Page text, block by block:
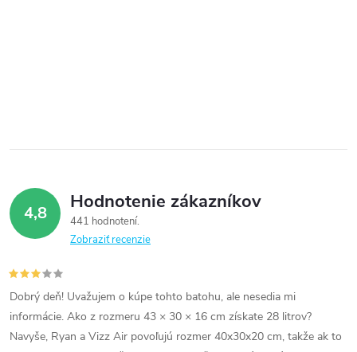
4,8 Hodnotenie zákazníkov
441 hodnotení
Zobraziť recenzie
Dobrý deň! Uvažujem o kúpe tohto batohu, ale nesedia mi
informácie. Ako z rozmeru 43 × 30 × 16 cm získate 28 litrov?
Navyše, Ryan a Vizz Air povoľujú rozmer 40x30x20 cm, takže ak to